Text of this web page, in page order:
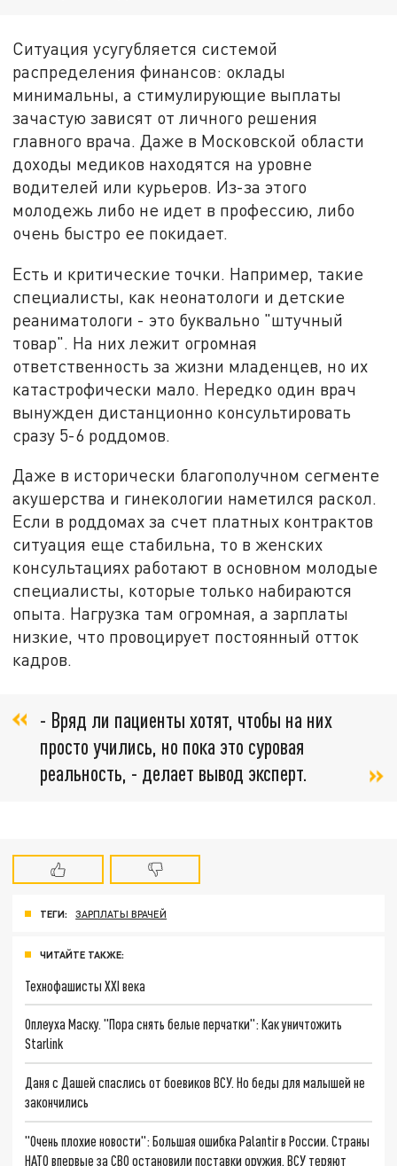
Ситуация усугубляется системой
распределения финансов: оклады
минимальны, а стимулирующие выплаты
зачастую зависят от личного решения
главного врача. Даже в Московской области
доходы медиков находятся на уровне
водителей или курьеров. Из-за этого
молодежь либо не идет в профессию, либо
очень быстро ее покидает.
Есть и критические точки. Например, такие
специалисты, как неонатологи и детские
реаниматологи - это буквально "штучный
товар". На них лежит огромная
ответственность за жизни младенцев, но их
катастрофически мало. Нередко один врач
вынужден дистанционно консультировать
сразу 5-6 роддомов.
Даже в исторически благополучном сегменте
акушерства и гинекологии наметился раскол.
Если в роддомах за счет платных контрактов
ситуация еще стабильна, то в женских
консультациях работают в основном молодые
специалисты, которые только набираются
опыта. Нагрузка там огромная, а зарплаты
низкие, что провоцирует постоянный отток
кадров.
- Вряд ли пациенты хотят, чтобы на них
просто учились, но пока это суровая
реальность, - делает вывод эксперт.
ТЕГИ: ЗАРПЛАТЫ ВРАЧЕЙ
ЧИТАЙТЕ ТАКЖЕ:
Технофашисты XXI века
Оплеуха Маску. "Пора снять белые перчатки": Как уничтожить
Starlink
Даня с Дашей спаслись от боевиков ВСУ. Но беды для малышей не
закончились
"Очень плохие новости": Большая ошибка Palantir в России. Страны
НАТО впервые за СВО остановили поставки оружия. ВСУ теряют